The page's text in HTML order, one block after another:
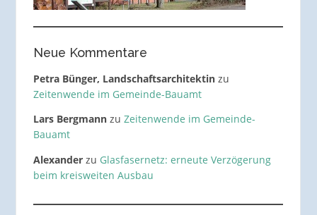
Neue Kommentare
Petra Bünger, Landschaftsarchitektinzu
Zeitenwende im Gemeinde-Bauamt
Lars Bergmannzu Zeitenwende im Gemeinde-
Bauamt
Alexanderzu Glasfasernetz: erneute Verzögerung
beim kreisweiten Ausbau